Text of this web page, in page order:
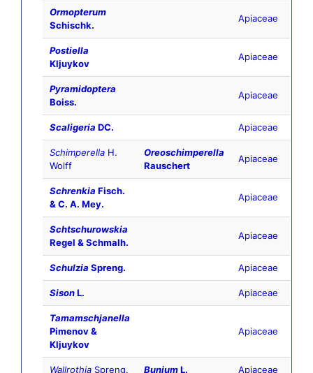
Ormopterum
Schischk.
Apiaceae
Postiella
Kljuykov
Apiaceae
Pyramidoptera
Boiss.
Apiaceae
Scaligeria DC. Apiaceae
Schimperella H.
Wolff
Oreoschimperella
Rauschert
Apiaceae
Schrenkia Fisch.
& C. A. Mey.
Apiaceae
Schtschurowskia
Regel & Schmalh.
Apiaceae
Schulzia Spreng. Apiaceae
SisonL. Apiaceae
Tamamschjanella
Pimenov &
Kljuykov
Apiaceae
Wallrothia Spreng. BuniumL. Apiaceae